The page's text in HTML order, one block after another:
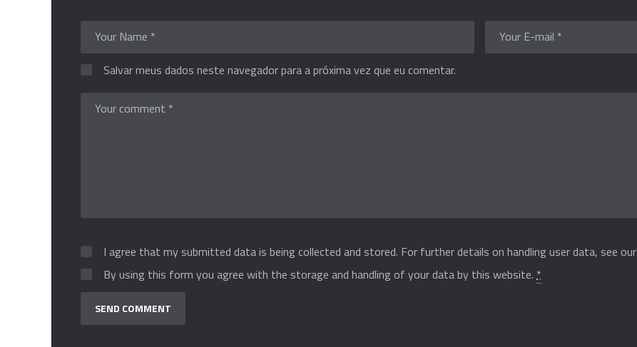
Salvar meus dados neste navegador para a próxima vez que eu comentar.
I agree that my submitted data is being collected and stored. For further details on handling user data, see our
By using this form you agree with the storage and handling of your data by this website.*